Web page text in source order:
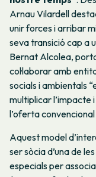
Arnau Vilardell
unir forces i arribar
seva transició cap a
Bernat Alcolea,
col·laborar amb
socials i ambientals
multiplicar l’impacte
l’oferta
Aquest model
ser sòcia d’una de
especials per